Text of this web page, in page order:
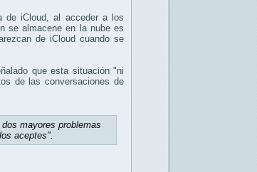
de iCloud, al acceder a los
se almacene en la nube es
de iCloud cuando se
que esta situación "ni
de las conversaciones de
mayores problemas
aceptes".